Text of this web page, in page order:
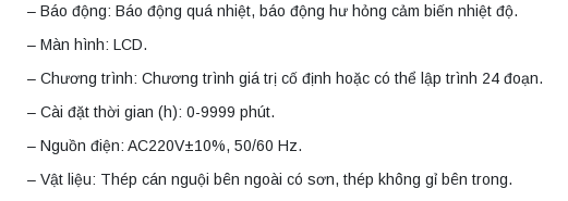
– Báo động: Báo động quá nhiệt, báo động hư hỏng cảm biến nhiệt độ.
– Màn hình: LCD.
– Chương trình: Chương trình giá trị cố định hoặc có thể lập trình 24 đoạn.
– Cài đặt thời gian (h): 0-9999 phút.
– Nguồn điện: AC220V±10%, 50/60 Hz.
– Vật liệu: Thép cán nguội bên ngoài có sơn, thép không gỉ bên trong.